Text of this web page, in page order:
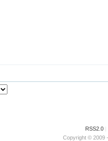
RSS2.0 |
Copyright © 2009